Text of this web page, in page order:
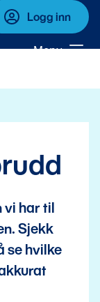
Logg inn
Meny
vi har til
Sjekk
se hvilke